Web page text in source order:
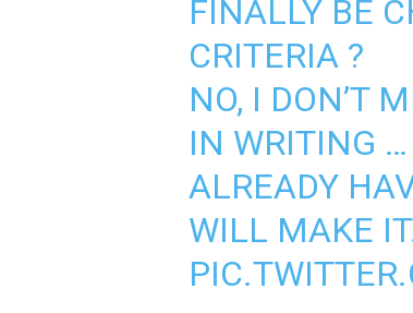
FINALLY BE
CRITERIA ?
NO, I DON’T
IN WRITING
ALREADY
WILL MAKE